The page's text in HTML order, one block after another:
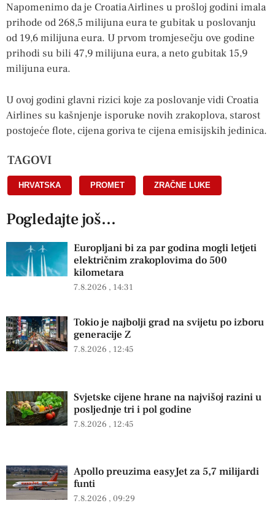
Napomenimo da je Croatia Airlines u prošloj godini imala
prihode od 268,5 milijuna eura te gubitak u poslovanju
od 19,6 milijuna eura. U prvom tromjesečju ove godine
prihodi su bili 47,9 milijuna eura, a neto gubitak 15,9
milijuna eura.
U ovoj godini glavni rizici koje za poslovanje vidi Croatia
Airlines su kašnjenje isporuke novih zrakoplova, starost
postojeće flote, cijena goriva te cijena emisijskih jedinica.
TAGOVI
HRVATSKA PROMET ZRAČNE LUKE
Pogledajte još...
Europljani bi za par godina mogli letjeti
električnim zrakoplovima do 500
kilometara
7.8.2026 14:31
Tokio je najbolji grad na svijetu po izboru
generacije Z
7.8.2026 12:45
Svjetske cijene hrane na najvišoj razini u
posljednje tri i pol godine
7.8.2026 12:45
Apollo preuzima easyJet za 5,7 milijardi
funti
7.8.2026 09:29